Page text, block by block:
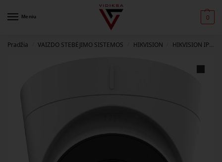
Meniu 0
Pradžia VAIZDO STEBĖJIMO SISTEMOS HIKVISION HIKVISION IP KAMEROS